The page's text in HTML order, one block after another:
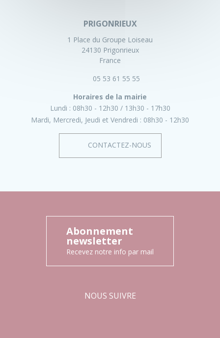
PRIGONRIEUX
1 Place du Groupe Loiseau
24130 Prigonrieux
France
05 53 61 55 55
Horaires de la mairie
Lundi : 08h30 - 12h30
13h30 - 17h30
Mardi, Mercredi, Jeudi et Vendredi : 08h30 - 12h30
CONTACTEZ-NOUS
Abonnement
newsletter
Recevez notre info par mail
NOUS SUIVRE